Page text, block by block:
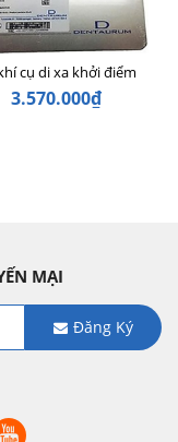
cụ di xa khởi điểm
3.570.000₫
MẠI
Đăng Ký